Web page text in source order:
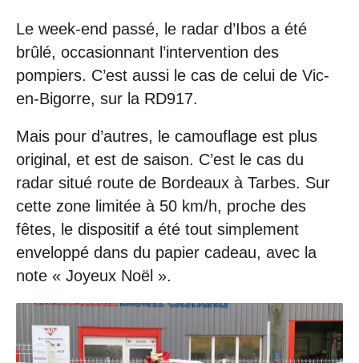
Le week-end passé, le radar d’Ibos a été
brûlé, occasionnant l’intervention des
pompiers. C’est aussi le cas de celui de Vic-
en-Bigorre, sur la RD917.
Mais pour d’autres, le camouflage est plus
original, et est de saison. C’est le cas du
radar situé route de Bordeaux à Tarbes. Sur
cette zone limitée à 50 km/h, proche des
fêtes, le dispositif a été tout simplement
enveloppé dans du papier cadeau, avec la
note « Joyeux Noël ».